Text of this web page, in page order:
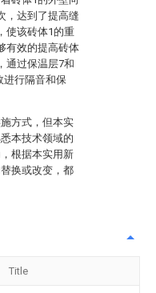
，达到了提高缝
使该砖体1的重
有效的提高砖体
通过保温层7和
进行隔音和保
方式，但本实
本技术领域的
根据本实用新
换或改变，都
Title